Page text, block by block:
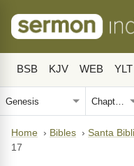
BSB KJV WEB YLT
Home › Bibles › Santa
17